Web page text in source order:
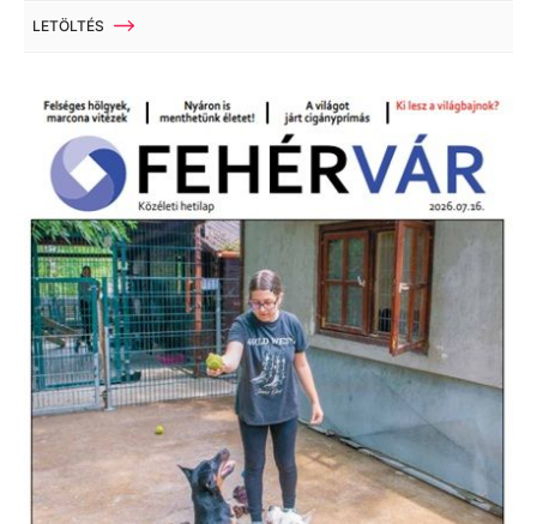
LETÖLTÉS